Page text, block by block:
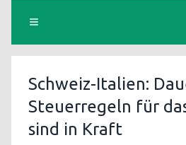
Schweiz-Italien:
Steuerregeln für
sind in Kraft